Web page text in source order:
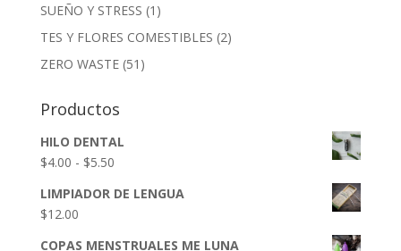
SUEÑO Y STRESS (1)
TES Y FLORES COMESTIBLES (2)
ZERO WASTE (51)
Productos
HILO DENTAL
$4.00 - $5.50Rango
precios:
$4.00
LIMPIADOR DE LENGUA
$12.00
COPAS MENSTRUALES ME LUNA